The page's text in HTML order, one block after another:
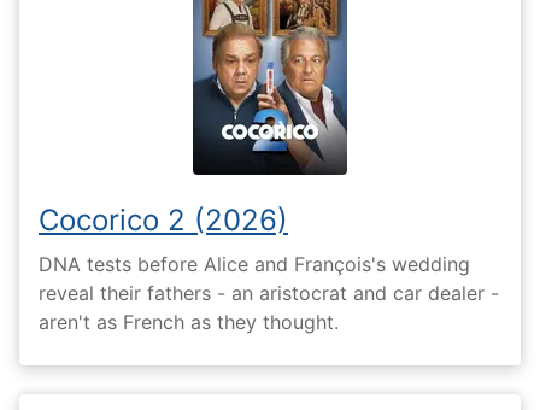
Cocorico 2 (2026)
DNA tests before Alice and François's wedding
reveal their fathers - an aristocrat and car dealer -
aren't as French as they thought.